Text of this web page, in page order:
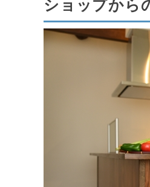
ショップから